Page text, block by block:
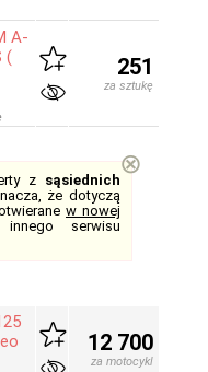
A-
(
251
za sztukę
z sąsiednich
że dotyczą
w nowej
serwisu
⊗
12 700
za motocykl